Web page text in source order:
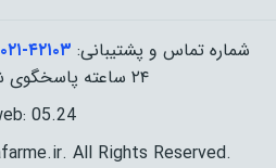
شماره تماس و پشتیبانی: ۰۲۱-۴٢١٠٣
۲۴ ساعته پاسخگوی شما هستیم.
05.24
All Rights Reserved.